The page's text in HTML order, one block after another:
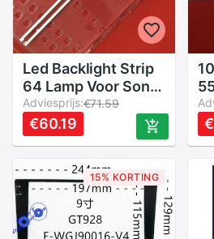
Led Backlight Strip
64 Lamp Voor Sony
55 "Tv KDL-
55W8100A
55W805 6922L-
NLAC40225L
NLAC40225R
LC550EUF Fg F1
AV55V5
Adviesprijs:€71.59
€60.19
1
15% KORTING